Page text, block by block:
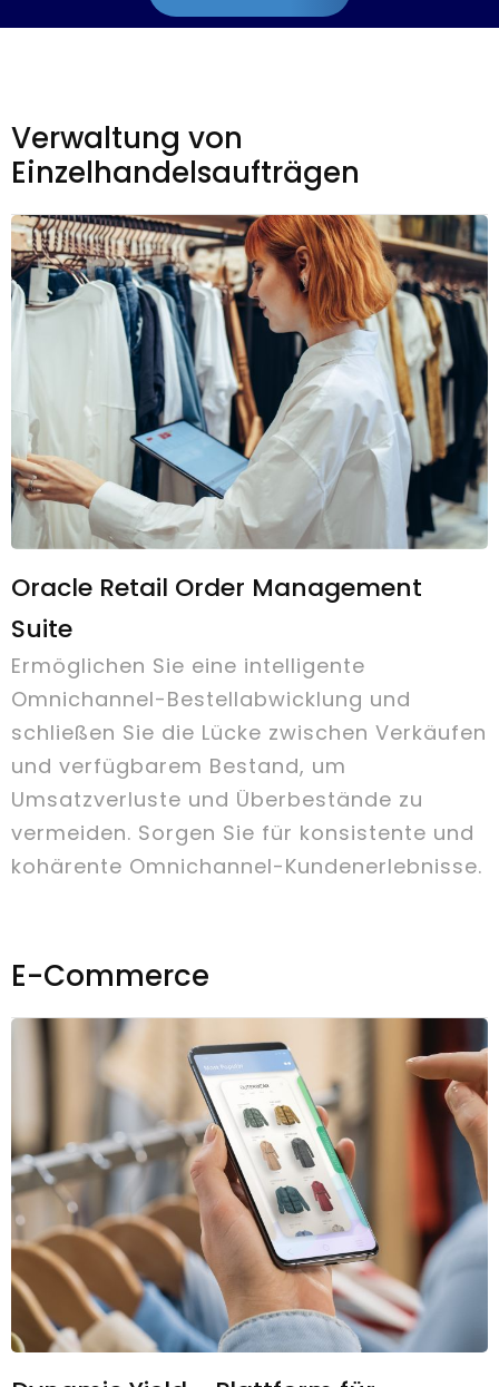
Verwaltung von
Einzelhandelsaufträgen
Oracle Retail Order Management
Suite
Ermöglichen Sie eine intelligente
Omnichannel-Bestellabwicklung und
schließen Sie die Lücke zwischen Verkäufen
und verfügbarem Bestand, um
Umsatzverluste und Überbestände zu
vermeiden. Sorgen Sie für konsistente und
kohärente Omnichannel-Kundenerlebnisse.
E-Commerce